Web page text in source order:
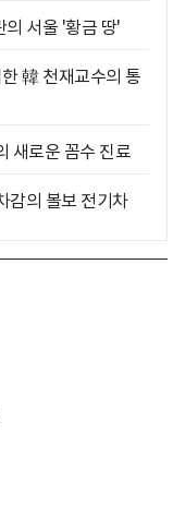
서울 '황금 땅'
韓 천재교수의 통
새로운 꼼수 진료
감의 볼보 전기차